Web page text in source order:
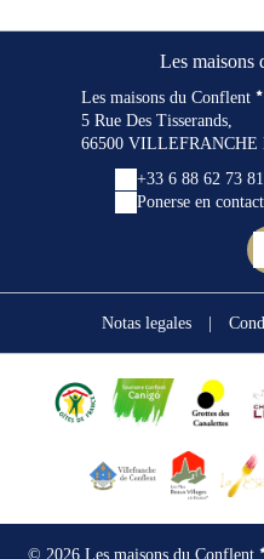
Les maisons
Les maisons du Conflent
5 Rue Des Tisserands,
66500 VILLEFRANCHE
+33 6 88 62 73 81
Ponerse en
Notas legales
© 2026 Les maisons du Conflent